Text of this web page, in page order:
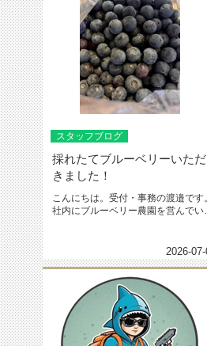
スタッフブログ
採れたてブルーベリーいただ
きました！
こんにちは。受付・事務の渡邉です。
社内にブルーベリー農園を営んでい
2026-